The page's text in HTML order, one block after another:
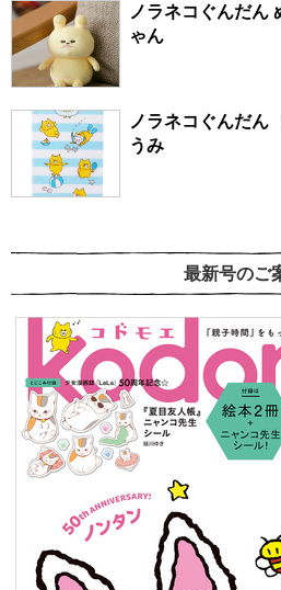
ノラネコぐんだ
ゃん
ノラネコぐんだ
うみ
最新号のご